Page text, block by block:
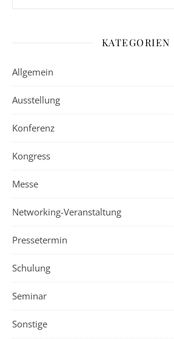
KATEGORIEN
Allgemein
Ausstellung
Konferenz
Kongress
Messe
Networking-Veranstaltung
Pressetermin
Schulung
Seminar
Sonstige